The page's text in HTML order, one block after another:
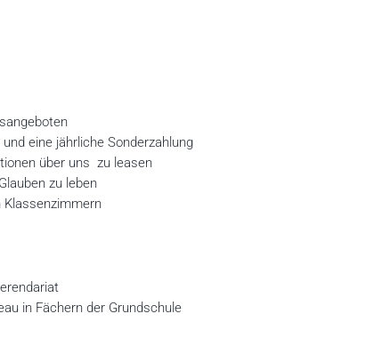
eine jährliche Sonderzahlung
über uns zu leasen
zu leben
Klassenzimmern
in Fächern der Grundschule